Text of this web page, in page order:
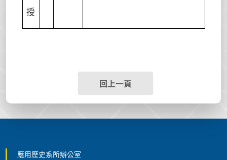
授
回上一頁
應用歷史系所辦公室